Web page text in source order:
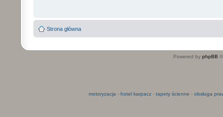
Strona główna
Powered by phpBB
motoryzacja - hotel karpacz- tapety ścienne - obsługa